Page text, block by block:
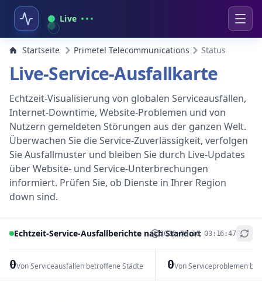
Live
Startseite Primetel Telecommunications Status
Live-Service-Ausfallkarte
Echtzeit-Visualisierung von globalen Serviceausfällen,
Internet-Downtime, Website-Problemen und von
Nutzern gemeldeten Störungen aus der ganzen Welt.
Überwachen Sie die Service-Zuverlässigkeit, verfolgen
Sie Ausfallmuster und bleiben Sie durch Live-Updates
über Website- und Service-Unterbrechungen
informiert. Prüfen Sie, ob Dienste in Ihrer Region
down sind.
Echtzeit-Service-Ausfallberichte nach Standort
2026-08-10 03:16:47
0Von Serviceausfällen betroffene Städte 0Von Serviceproblemen
+